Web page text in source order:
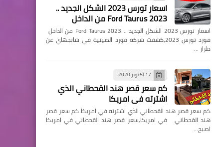
اسعار تورس 2023 الشكل الجديد ..
Ford Taurus 2023 من الداخل
اسعار تورس 2023 الشكل الجديد .. Ford Taurus 2023 من الداخل
فورد تورس 2023،كشفت شركة فورد الصينية في شانجهاي عن
طراز …
17 أكتوبر 2020
كم سعر قصر هند القحطاني الذي
اشترته في امريكا
كم سعر قصر هند القحطاني الذي اشترته في امريكا كم سعر قصر
هند القحطاني في امريكا,سعر قصر هند القحطاني في امريكا
اصبح…